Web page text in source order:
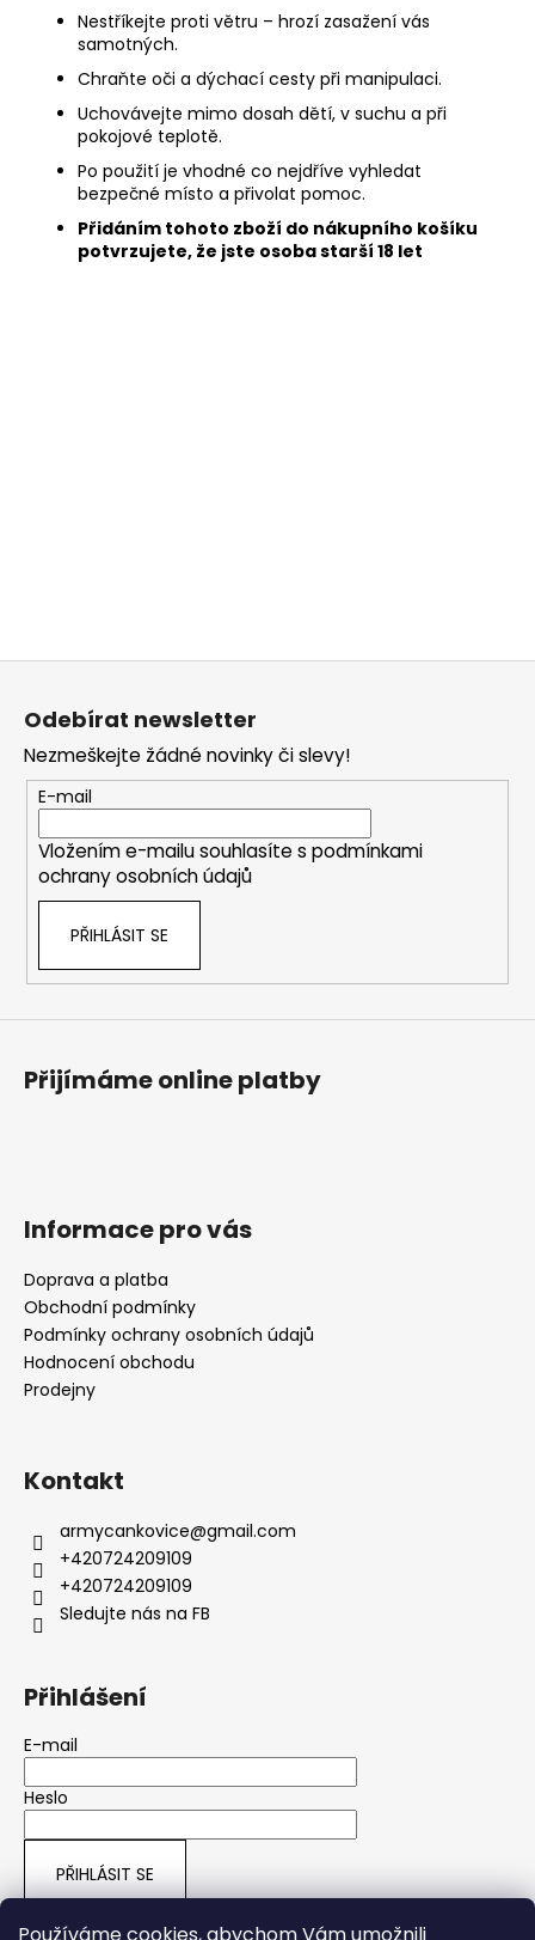
Nestříkejte proti větru – hrozí zasažení vás
samotných.
Chraňte oči a dýchací cesty při manipulaci.
Uchovávejte mimo dosah dětí, v suchu a při
pokojové teplotě.
Po použití je vhodné co nejdříve vyhledat
bezpečné místo a přivolat pomoc.
Přidáním tohoto zboží do nákupního košíku
potvrzujete, že jste osoba starší 18 let
Z
Odebírat newsletter
Nezmeškejte žádné novinky či slevy!
E-mail
Vložením e-mailu souhlasíte s podmínkami
ochrany osobních údajů
PŘIHLÁSIT SE
Přijímáme online platby
Informace pro vás
Doprava a platba
Obchodní podmínky
Podmínky ochrany osobních údajů
Hodnocení obchodu
Prodejny
Kontakt
armycankovice@gmail.com
+420724209109
+420724209109
Sledujte nás na FB
Přihlášení
E-mail
Heslo
PŘIHLÁSIT SE